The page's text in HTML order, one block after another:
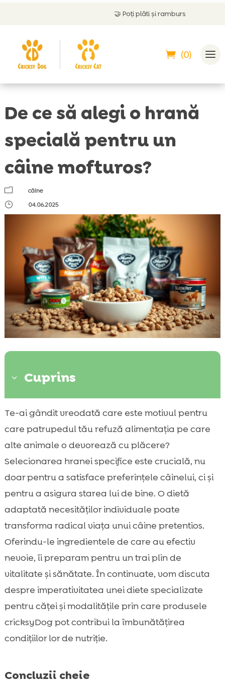
Poți plăti și ramburs
(0)
De ce să alegi o hrană
specială pentru un
câine mofturos?
m
câine
}
04.06.2025
3 Cuprins
 Ce înseamnă un câine mofturos?
 Importanța unei alimentații echilibrate
 Avantajele unei hrane speciale pentru câini
mofturoși
Ce ingrediente trebuie să evităm?
Hrană specială pentru câini mofturoși:
cricksyDog
Opțiunile cricksyDog pentru câini mofturoși
Hrana umedă Ely de la cricksyDog
Gustările Friky și MeatLover
Twinky: vitamine pentru câini
Produse pentru îngrijirea câinilor cu
sensibilitate
 De ce să evitați hrana comună pentru un
câine mofturos?
 Cum să alegeți cea mai bună hrană pentru

Te-ai gândit vreodată care este motivul pentru
care patrupedul tău refuză alimentația pe care
alte animale o devorează cu plăcere?
Selecionarea hranei specifice este crucială, nu
doar pentru a satisface preferințele câinelui, ci și
pentru a asigura starea lui de bine. O dietă
adaptată necesităților individuale poate
transforma radical viața unui câine pretentios.
Oferindu-le ingredientele de care au efectiv
nevoie, îi preparam pentru un trai plin de
vitalitate și sănătate. În continuate, vom discuta
despre imperativitatea unei diete specializate
pentru căței și modalitățile prin care produsele
cricksyDog pot contribui la îmbunătățirea
condițiilor lor de nutriție.
Concluzii cheie